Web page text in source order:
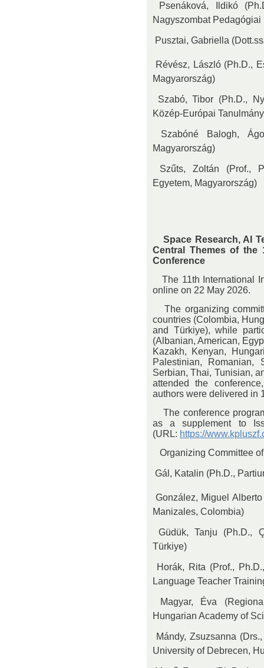
 Psenáková, Ildikó
Nagyszombat
 Pusztai, Gabriella
 Révész, László (Ph.D.,
Magyarország)
 Szabó, Tibor (Ph.D.,
Közép-Európai
 Szabóné Balogh,
Magyarország)
 Szűts, Zoltán (Prof.,
Egyetem, Magyarország)
Space Research, AI
Central Themes of the
Conference
The 11th International
online on 22 May 2026.
The organizing
countries (Colombia,
and Türkiye), while
(Albanian, American,
Kazakh, Kenyan,
Palestinian, Romanian,
Serbian, Thai, Tunisian,
attended the
authors were delivered in
The conference
as a supplement to
(URL: https://
Organizing Committee
 Gál, Katalin (Ph.D.,
 González, Miguel
Manizales, Colombia)
 Güdük, Tanju (Ph.D.,
Türkiye)
 Horák, Rita (Prof.,
Language Teacher
 Magyar, Éva
Hungarian Academy of
 Mándy, Zsuzsanna
University of Debrecen,